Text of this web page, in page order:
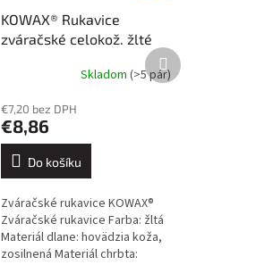
KOWAX® Rukavice
zváračské celokož. žlté
produktu
je
4,0
5
hvězdiček.
Skladom(>5 pár)
€7,20 bez DPH
€8,86
Do košíku
Zváračské rukavice KOWAX®
Zváračské rukavice Farba: žltá
Materiál dlane: hovädzia koža,
zosilnená Materiál chrbta:
Další
produkt